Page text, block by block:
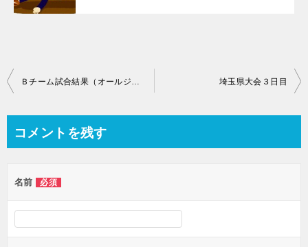
投
ビ
ー
シ
Ｂチーム試合結果（オールジャパン） 埼玉県大会３日目
コメントを残す
名前 必須